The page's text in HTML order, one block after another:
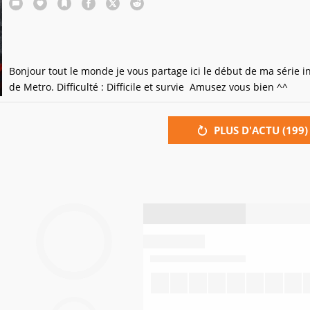
Bonjour tout le monde je vous partage ici le début de ma série
de Metro. Difficulté : Difficile et survie Amusez vous bien ^^
PLUS D'ACTU (199)